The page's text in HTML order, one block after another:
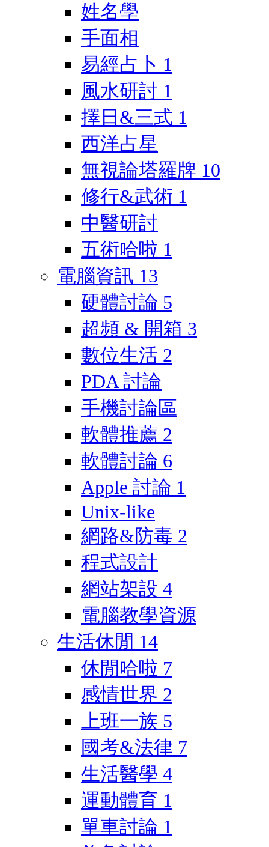
姓名學
手面相
易經占卜 1
風水研討 1
擇日&三式 1
西洋占星
無視論塔羅牌 10
修行&武術 1
中醫研討
五術哈啦 1
電腦資訊 13
硬體討論 5
超頻 & 開箱 3
數位生活 2
PDA 討論
手機討論區
軟體推薦 2
軟體討論 6
Apple 討論 1
Unix-like
網路&防毒 2
程式設計
網站架設 4
電腦教學資源
生活休閒 14
休閒哈啦 7
感情世界 2
上班一族 5
國考&法律 7
生活醫學 4
運動體育 1
單車討論 1